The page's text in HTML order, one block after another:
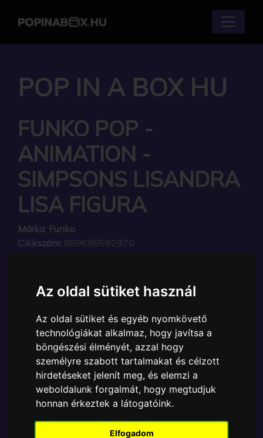
Az oldal sütiket használ
Az oldal sütiket és egyéb nyomkövető
technológiákat alkalmaz, hogy javítsa a
böngészési élményét, azzal hogy
személyre szabott tartalmakat és célzott
hirdetéseket jelenít meg, és elemzi a
weboldalunk forgalmát, hogy megtudjuk
honnan érkeztek a látogatóink.
Elfogadom
POP IN A BOX HU
FUNKO POP -
ANIMATION -
SIMPSONS LISANDRA
LISA FIGURA
Márka: Funko
Cikkszám: 889698592970
A Funko POP - Animation egyik népszerű terméke a
figura, amely ablakos csomagolásban azaz - POP In
a Box - várja új gazdáját.
TOVÁBB A VÁSÁRLÁSRA
Tetszik? Osszd meg másokkal!